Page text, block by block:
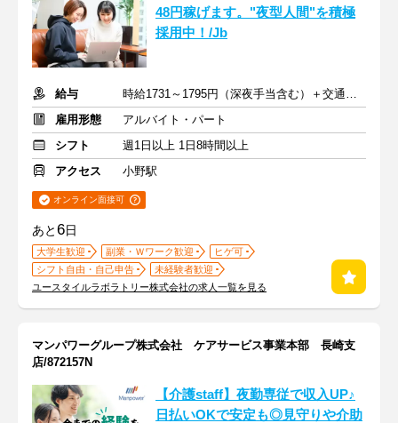
48円稼げます。"夜型人間"を積極
採用中！/Jb
給与
時給1731～1795円（深夜手当含む）＋交通費支給
雇用形態
アルバイト・パート
シフト
週1日以上 1日8時間以上
アクセス
小野駅
オンライン面接可
あと6日
大学生歓迎 副業・Ｗワーク歓迎
ヒゲ可
シフト自由・自己申告
未経験者歓迎
ユースタイルラボラトリー株式会社の求人一覧を見る
マンパワーグループ株式会社 ケアサービス事業本部 長崎支
店/872157N
【介護staff】夜勤専従で収入UP♪
日払いOKで安定も◎見守りや介助